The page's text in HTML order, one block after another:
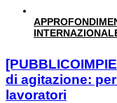
di agitazione:
lavoratori